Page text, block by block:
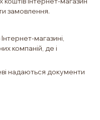
замовлення.
магазині,
компаній, де і
надаються документи